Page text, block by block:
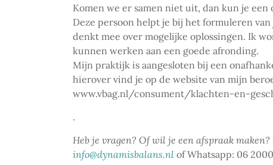
Komen we er samen niet uit, dan kun je
Deze persoon helpt je bij het formuleren
denkt mee over mogelijke oplossingen. Ik
kunnen werken aan een goede afronding.
Mijn praktijk is aangesloten bij een
hierover vind je op de website van mijn
www.vbag.nl/consument/klachten-en-
.
Heb je vragen? Of wil je een afspraak
info@dynamisbalans.nl of Whatsapp: 06